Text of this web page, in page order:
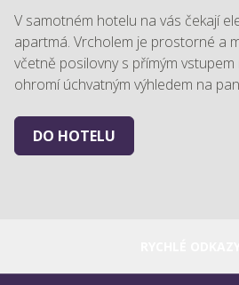
V samotném hotelu na vás čekají
apartmá. Vrcholem je prostorné a
včetně posilovny s přímým
ohromí úchvatným výhledem na
DO HOTELU